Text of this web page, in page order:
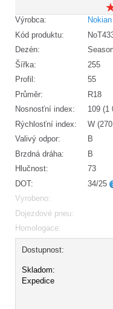
Výrobca:
Nokian
Kód produktu:
Dezén:
Šířka:
255
Profil:
55
Průměr:
R18
Nosnosťní index:
109 (1
Rýchlosťní index:
W
Valivý odpor:
B
Brzdná dráha:
B
Hlučnost:
73
DOT:
34/25
Vyrobeno:
Dojezdové pneu:
Homologace:
Dostupnost:
Skladom:
Expedice